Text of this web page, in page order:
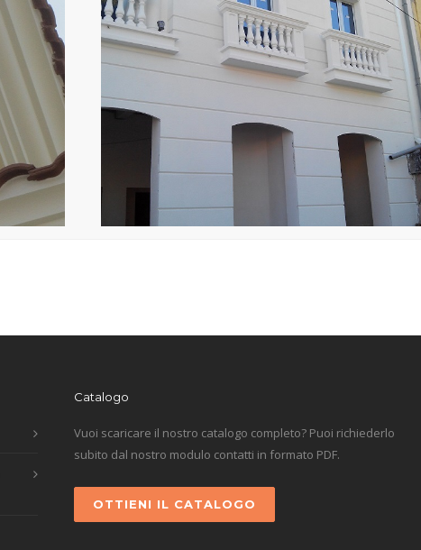
Catalogo
Vuoi scaricare il nostro catalogo completo? Puoi richiederlo
subito dal nostro modulo contatti in formato PDF.
OTTIENI IL CATALOGO